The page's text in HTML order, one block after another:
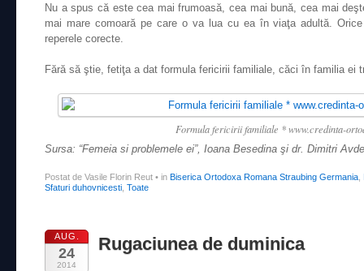
Nu a spus că este cea mai frumoasă, cea mai bună, cea mai
mai mare comoară pe care o va lua cu ea în viaţa adultă.
reperele corecte.
Fără să ştie, fetiţa a dat formula fericirii familiale, căci în familia ei
Formula fericirii familiale * www.credinta-
Sursa: “Femeia si problemele ei”, Ioana Besedina şi dr. Dimitri
Postat de Vasile Florin Reut • in Biserica Ortodoxa Romana Straubing Germania
Sfaturi duhovnicesti Toate
AUG.
24
2014
Rugaciunea de duminica